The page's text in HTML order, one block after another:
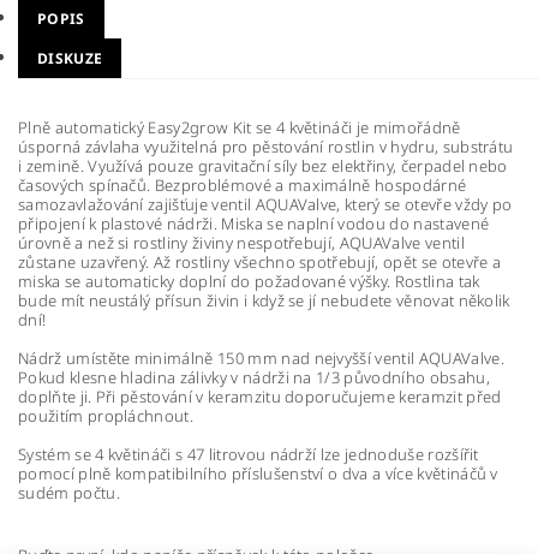
POPIS
DISKUZE
Plně automatický Easy2grow Kit se 4 květináči je mimořádně
úsporná závlaha využitelná pro pěstování rostlin v hydru, substrátu
i zemině. Využívá pouze gravitační síly bez elektřiny, čerpadel nebo
časových spínačů. Bezproblémové a maximálně hospodárné
samozavlažování zajišťuje ventil AQUAValve, který se otevře vždy po
připojení k plastové nádrži. Miska se naplní vodou do nastavené
úrovně a než si rostliny živiny nespotřebují, AQUAValve ventil
zůstane uzavřený. Až rostliny všechno spotřebují, opět se otevře a
miska se automaticky doplní do požadované výšky. Rostlina tak
bude mít neustálý přísun živin i když se jí nebudete věnovat několik
dní!
Nádrž umístěte minimálně 150 mm nad nejvyšší ventil AQUAValve.
Pokud klesne hladina zálivky v nádrži na 1/3 původního obsahu,
doplňte ji. Při pěstování v keramzitu doporučujeme keramzit před
použitím propláchnout.
Systém se 4 květináči s 47 litrovou nádrží lze jednoduše rozšířit
pomocí plně kompatibilního příslušenství o dva a více květináčů v
sudém počtu.